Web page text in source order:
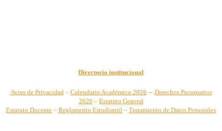
Directorio institucional
Aviso de Privacidad – Calendario Académico 2026 – Derechos Pecuniarios
2026 – Estatuto General
Estatuto Docente – Reglamento Estudiantil – Tratamiento de Datos Personales